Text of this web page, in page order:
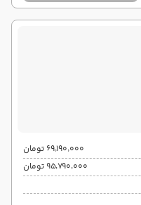
۶۹٬۱۹۰٬۰۰۰ تومان
۹۵٬۷۹۰٬۰۰۰ تومان